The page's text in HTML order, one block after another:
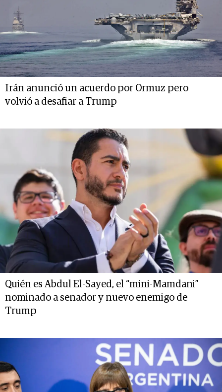
Irán anunció un acuerdo por Ormuz pero
volvió a desafiar a Trump
Quién es Abdul El-Sayed, el “mini-Mamdani”
nominado a senador y nuevo enemigo de
Trump